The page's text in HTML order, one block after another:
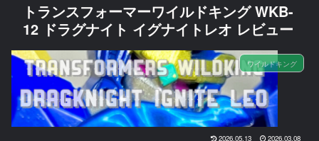
トランスフォーマーワイルドキング WKB-
12 ドラグナイト イグナイトレオ レビュー
ワイルドキング
2026.05.13 2026.03.08